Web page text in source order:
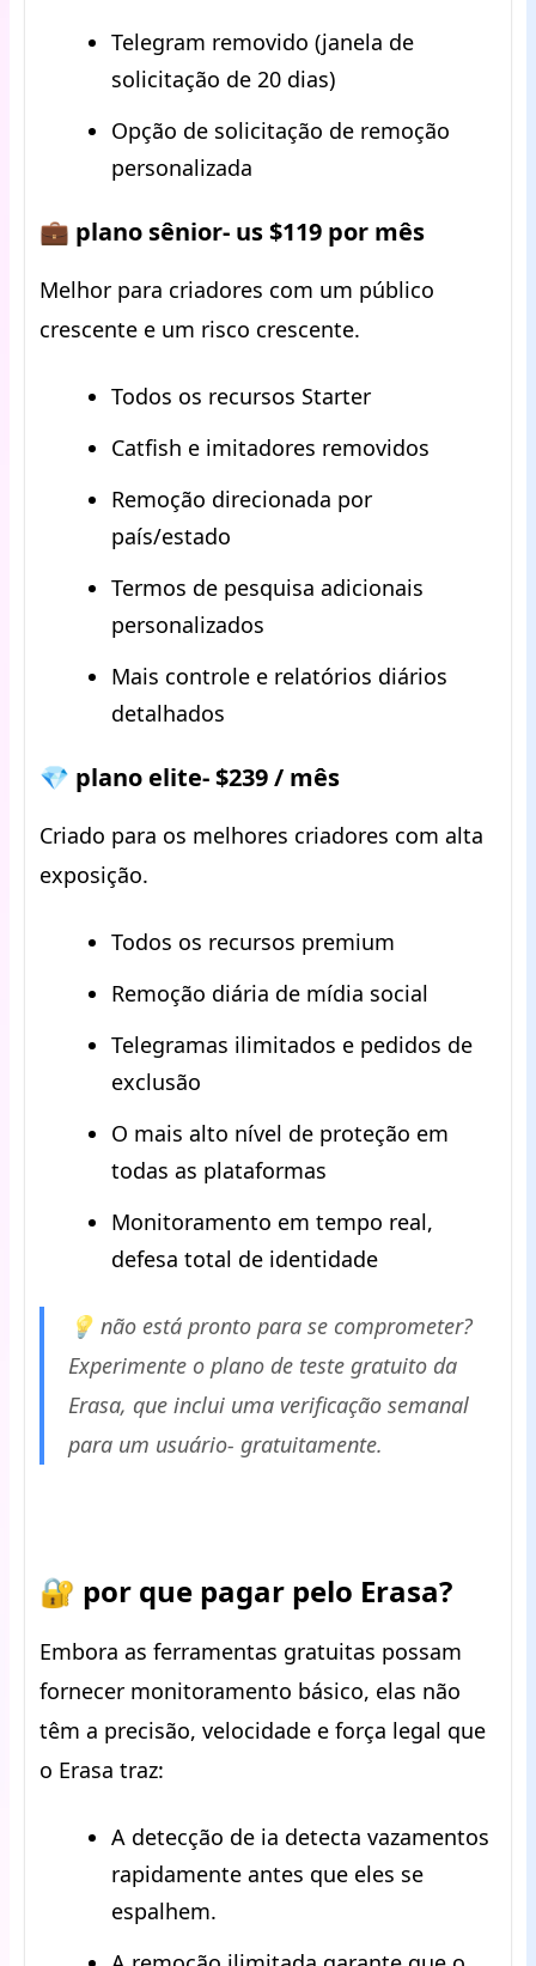
Telegram removido (janela de
solicitação de 20 dias)
Opção de solicitação de remoção
personalizada
💼 plano sênior- us $119 por mês
Melhor para criadores com um público
crescente e um risco crescente.
Todos os recursos Starter
Catfish e imitadores removidos
Remoção direcionada por
país/estado
Termos de pesquisa adicionais
personalizados
Mais controle e relatórios diários
detalhados
💎 plano elite- $239 / mês
Criado para os melhores criadores com alta
exposição.
Todos os recursos premium
Remoção diária de mídia social
Telegramas ilimitados e pedidos de
exclusão
O mais alto nível de proteção em
todas as plataformas
Monitoramento em tempo real,
defesa total de identidade
💡 não está pronto para se comprometer?
Experimente o plano de teste gratuito da
Erasa, que inclui uma verificação semanal
para um usuário- gratuitamente.
🔐 por que pagar pelo Erasa?
Embora as ferramentas gratuitas possam
fornecer monitoramento básico, elas não
têm a precisão, velocidade e força legal que
o Erasa traz:
A detecção de ia detecta vazamentos
rapidamente antes que eles se
espalhem.